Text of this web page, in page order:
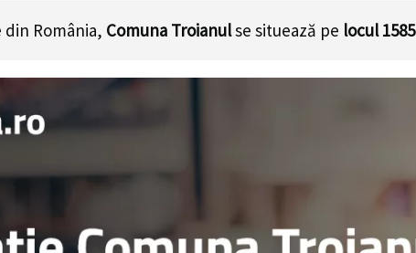
din România, Comuna Troianulse situează pe locul 1585